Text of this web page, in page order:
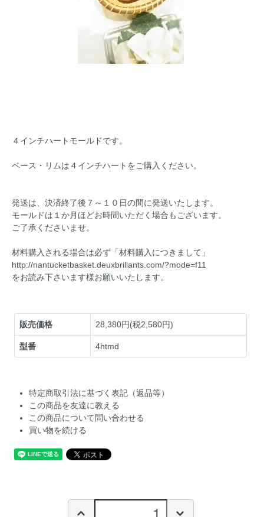
４インチハートモールドです。
ベース・リムは４インチハートをご購入ください。
発送は、決済終了後７～１０日の間に発送いたします。
モールドは１か月ほどお時間いただく場合もございます。
ご了承くださいませ。
材料購入される場合は必ず「材料購入につきまして」
http://nantucketbasket.deuxbrillants.com/?mode=f11
をお読み下さいます様お願いいたします。
販売価格 28,380円(税2,580円)
型番 4htmd
特定商取引法に基づく表記（返品等）
この商品を友達に教える
この商品について問い合わせる
買い物を続ける